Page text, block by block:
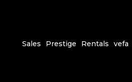
Sales Prestige Rentals vefa